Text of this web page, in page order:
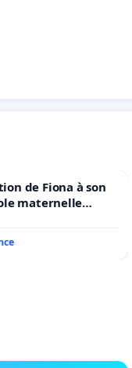
de Fiona à son
maternelle
de Léo N. en